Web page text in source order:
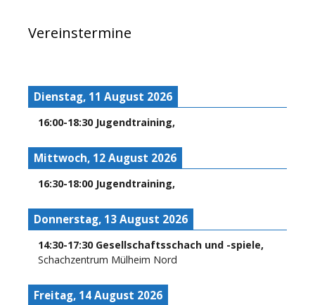
Vereinstermine
Dienstag, 11 August 2026
16:00-18:30 Jugendtraining,
Mittwoch, 12 August 2026
16:30-18:00 Jugendtraining,
Donnerstag, 13 August 2026
14:30-17:30 Gesellschaftsschach und -spiele,
Schachzentrum Mülheim Nord
Freitag, 14 August 2026